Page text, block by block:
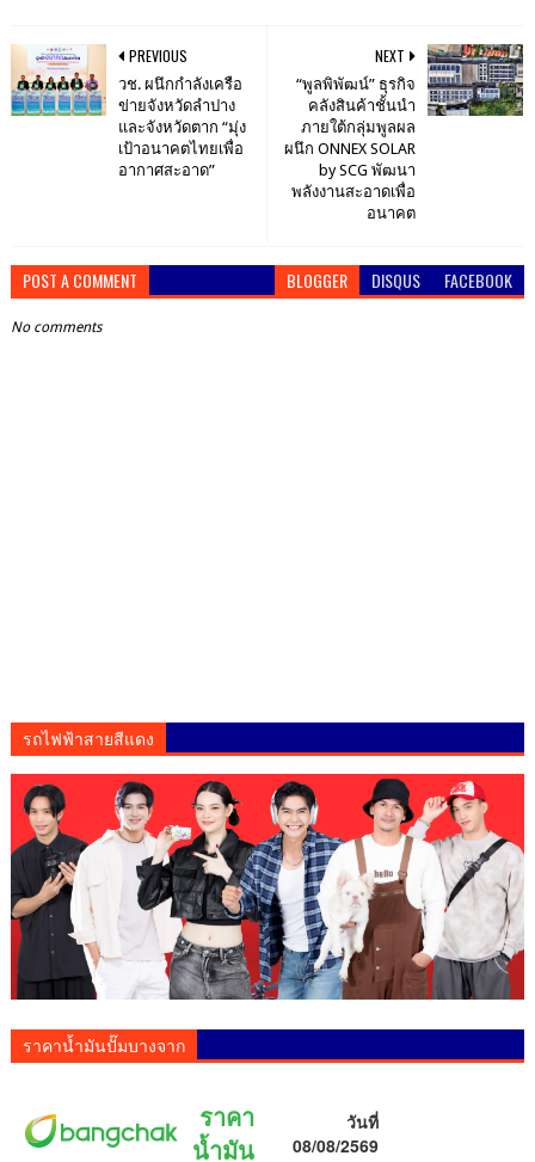
NEXT
“พูลพิพัฒน์” ธุรกิจ
คลังสินค้าชั้นนำ
ภายใต้กลุ่มพูลผล
ผนึก ONNEX SOLAR
by SCG พัฒนา
พลังงานสะอาดเพื่อ
อนาคต
PREVIOUS
วช. ผนึกกำลังเครือ
ข่ายจังหวัดลำปาง
และจังหวัดตาก “มุ่ง
เป้าอนาคตไทยเพื่อ
อากาศสะอาด”
POST A COMMENT BLOGGER DISQUS FACEBOOK
No comments
รถไฟฟ้าสายสีแดง
ราคาน้ำมันปั๊มบางจาก